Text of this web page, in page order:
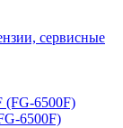
сервисные
6500F)